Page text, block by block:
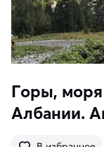
Горы,
Албании.